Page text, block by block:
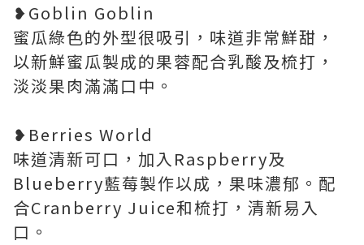
❥Goblin Goblin
蜜瓜綠色的外型很吸引，味道非常鮮甜，
以新鮮蜜瓜製成的果蓉配合乳酸及梳打，
淡淡果肉滿滿口中。
❥Berries World
味道清新可口，加入Raspberry及
Blueberry藍莓製作以成，果味濃郁。配
合Cranberry Juice和梳打，清新易入
口。